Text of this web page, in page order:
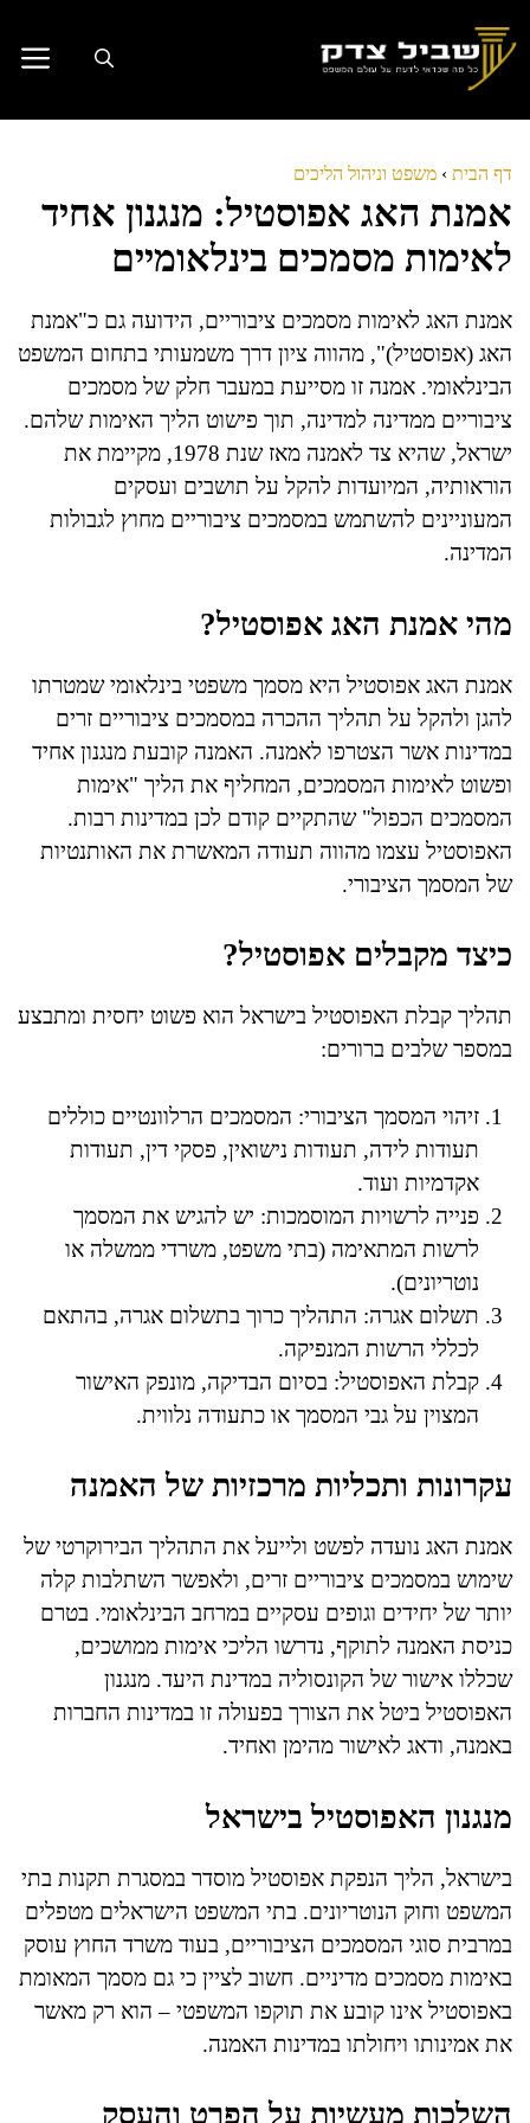
לתוכן
דף הבית › משפט וניהול הליכים
אמנת האג אפוסטיל: מנגנון אחיד
לאימות מסמכים בינלאומיים
אמנת האג לאימות מסמכים ציבוריים, הידועה גם כ"אמנת
האג (אפוסטיל)", מהווה ציון דרך משמעותי בתחום המשפט
הבינלאומי. אמנה זו מסייעת במעבר חלק של מסמכים
ציבוריים ממדינה למדינה, תוך פישוט הליך האימות שלהם.
ישראל, שהיא צד לאמנה מאז שנת 1978, מקיימת את
הוראותיה, המיועדות להקל על תושבים ועסקים
המעוניינים להשתמש במסמכים ציבוריים מחוץ לגבולות
המדינה.
מהי אמנת האג אפוסטיל?
אמנת האג אפוסטיל היא מסמך משפטי בינלאומי שמטרתו
להגן ולהקל על תהליך ההכרה במסמכים ציבוריים זרים
במדינות אשר הצטרפו לאמנה. האמנה קובעת מנגנון אחיד
ופשוט לאימות המסמכים, המחליף את הליך "אימות
המסמכים הכפול" שהתקיים קודם לכן במדינות רבות.
האפוסטיל עצמו מהווה תעודה המאשרת את האותנטיות
של המסמך הציבורי.
כיצד מקבלים אפוסטיל?
תהליך קבלת האפוסטיל בישראל הוא פשוט יחסית ומתבצע
במספר שלבים ברורים:
זיהוי המסמך הציבורי: המסמכים הרלוונטיים כוללים
תעודות לידה, תעודות נישואין, פסקי דין, תעודות
אקדמיות ועוד.
פנייה לרשויות המוסמכות: יש להגיש את המסמך
לרשות המתאימה (בתי משפט, משרדי ממשלה או
נוטריונים).
תשלום אגרה: התהליך כרוך בתשלום אגרה, בהתאם
לכללי הרשות המנפיקה.
קבלת האפוסטיל: בסיום הבדיקה, מונפק האישור
המצוין על גבי המסמך או כתעודה נלווית.
עקרונות ותכליות מרכזיות של האמנה
אמנת האג נועדה לפשט ולייעל את התהליך הבירוקרטי של
שימוש במסמכים ציבוריים זרים, ולאפשר השתלבות קלה
יותר של יחידים וגופים עסקיים במרחב הבינלאומי. בטרם
כניסת האמנה לתוקף, נדרשו הליכי אימות ממושכים,
שכללו אישור של הקונסוליה במדינת היעד. מנגנון
האפוסטיל ביטל את הצורך בפעולה זו במדינות החברות
באמנה, ודאג לאישור מהימן ואחיד.
מנגנון האפוסטיל בישראל
בישראל, הליך הנפקת אפוסטיל מוסדר במסגרת תקנות בתי
המשפט וחוק הנוטריונים. בתי המשפט הישראלים מטפלים
במרבית סוגי המסמכים הציבוריים, בעוד משרד החוץ עוסק
באימות מסמכים מדיניים. חשוב לציין כי גם מסמך המאומת
באפוסטיל אינו קובע את תוקפו המשפטי – הוא רק מאשר
את אמינותו ויחולתו במדינות האמנה.
השלכות מעשיות על הפרט והעסק